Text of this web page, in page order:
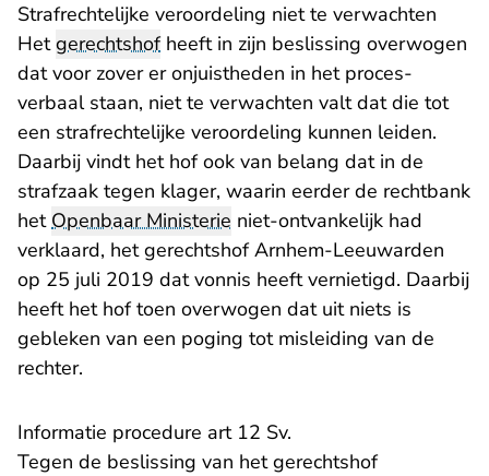
Strafrechtelijke veroordeling niet te verwachten
Hetgerechtshofheeft in zijn beslissing overwogen
dat voor zover er onjuistheden in het proces-
verbaal staan, niet te verwachten valt dat die tot
een strafrechtelijke veroordeling kunnen leiden.
Daarbij vindt het hof ook van belang dat in de
strafzaak tegen klager, waarin eerder de rechtbank
hetOpenbaar Ministerie niet-ontvankelijk had
verklaard, het gerechtshof Arnhem-Leeuwarden
op 25 juli 2019 dat vonnis heeft vernietigd. Daarbij
heeft het hof toen overwogen dat uit niets is
gebleken van een poging tot misleiding van de
rechter.
Informatie procedure art 12 Sv.
Tegen de beslissing van het gerechtshof